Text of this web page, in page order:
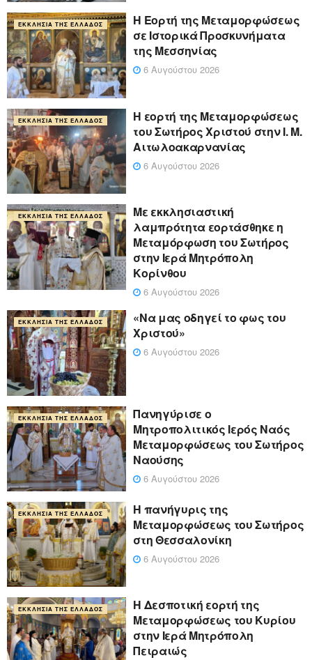
ΕΚΚΛΗΣΊΑ ΤΗΣ ΕΛΛΆΔΟΣ
Η Εορτή της Μεταμορφώσεως
σε Ιστορικά Προσκυνήματα
της Μεσσηνίας
6 Αυγούστου 2026
ΕΚΚΛΗΣΊΑ ΤΗΣ ΕΛΛΆΔΟΣ
Η εορτή της Μεταμορφώσεως
του Σωτήρος Χριστού στην Ι. Μ.
Αιτωλοακαρνανίας
6 Αυγούστου 2026
ΕΚΚΛΗΣΊΑ ΤΗΣ ΕΛΛΆΔΟΣ
Με εκκλησιαστική
λαμπρότητα εορτάσθηκε η
Μεταμόρφωση του Σωτήρος
στην Ιερά Μητρόπολη
Κορίνθου
6 Αυγούστου 2026
ΕΚΚΛΗΣΊΑ ΤΗΣ ΕΛΛΆΔΟΣ
«Να μας οδηγεί το φως του
Χριστού»
6 Αυγούστου 2026
ΕΚΚΛΗΣΊΑ ΤΗΣ ΕΛΛΆΔΟΣ
Πανηγύρισε ο
Μητροπολιτικός Ιερός Ναός
Μεταμορφώσεως του Σωτήρος
Ναούσης
6 Αυγούστου 2026
ΕΚΚΛΗΣΊΑ ΤΗΣ ΕΛΛΆΔΟΣ
Η πανήγυρις της
Μεταμορφώσεως του Σωτήρος
στη Θεσσαλονίκη
6 Αυγούστου 2026
ΕΚΚΛΗΣΊΑ ΤΗΣ ΕΛΛΆΔΟΣ
Η Δεσποτική εορτή της
Μεταμορφώσεως του Κυρίου
στην Ιερά Μητρόπολη
Πειραιώς